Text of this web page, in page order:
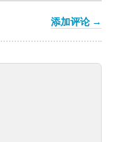
添加评论 →